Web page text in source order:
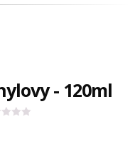
- 120ml